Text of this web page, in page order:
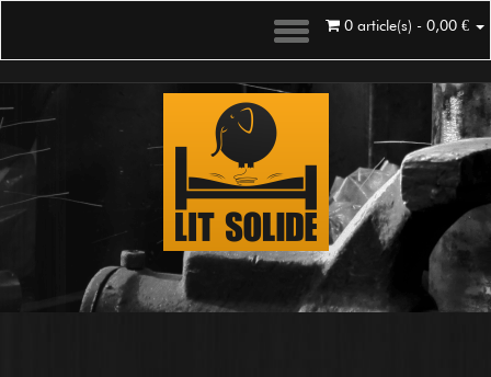
0 article(s) - 0,00 €